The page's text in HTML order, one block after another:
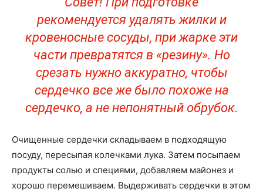
рекомендуется удалять жилки и
кровеносные сосуды, при жарке эти
части превратятся в «резину». Но
срезать нужно аккуратно, чтобы
сердечко все же было похоже на
сердечко, а не непонятный обрубок.
Очищенные сердечки складываем в подходящую
посуду, пересыпая колечками лука. Затем посыпаем
продукты солью и специями, добавляем майонез и
хорошо перемешиваем. Выдерживать сердечки в этом